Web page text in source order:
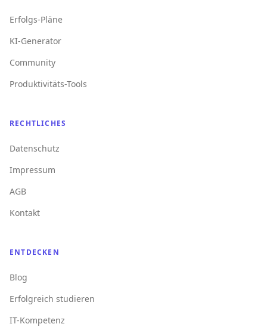
Erfolgs-Pläne
KI-Generator
Community
Produktivitäts-Tools
RECHTLICHES
Datenschutz
Impressum
AGB
Kontakt
ENTDECKEN
Blog
Erfolgreich studieren
IT-Kompetenz